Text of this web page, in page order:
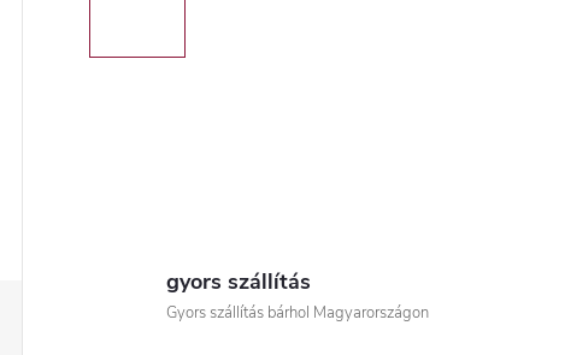
gyors szállítás
Gyors szállítás bárhol Magyarországon